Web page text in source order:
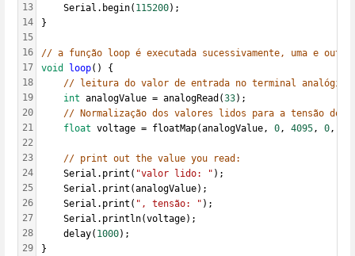
13
14
15
16
17
18
19
20
21
22
23
24
25
26
27
28
29
	Serial.begin(
115200);
}
// a função loop é executada sucessivamente, uma e
void
loop() {
// leitura do valor de entrada no terminal analógico
int analogValue = analogRead(33);
// Normalização dos valores lidos para a tensão do
float voltage = floatMap(analogValue, 0, 4095, 0,
// print out the value you read:
	Serial.print(
"valor lido: " );
	Serial.print(analogValue);
	Serial.print(
", tensão: " );
	Serial.println(voltage);
	delay(
1000);
}